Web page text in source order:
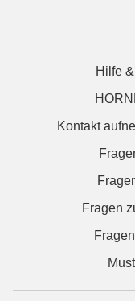
Hilfe
Kontakt
Fragen